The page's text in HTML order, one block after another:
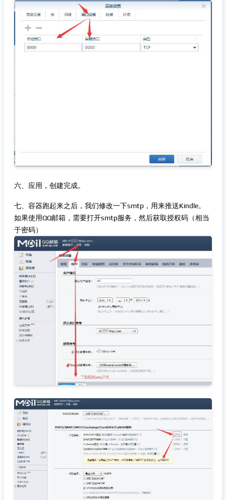
六、应用，创建完成。
七、容器跑起来之后，我们修改一下smtp，用来推送Kindle。
如果使用QQ邮箱，需要打开smtp服务，然后获取授权码（相当
于密码）